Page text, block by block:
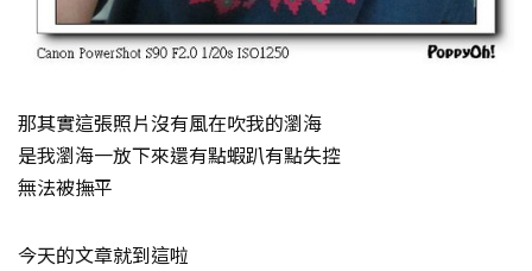
那其實這張照片沒有風在吹我的瀏海
是我瀏海一放下來還有點蝦趴有點失控
無法被撫平
今天的文章就到這啦